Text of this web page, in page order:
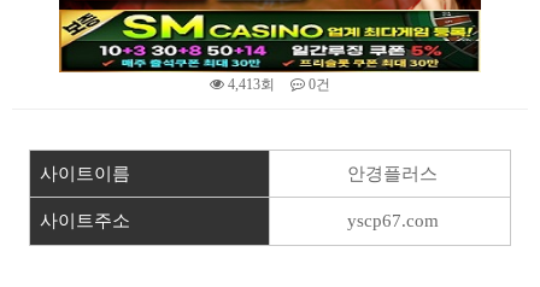
4,413회 0건
사이트이름 안경플러스
사이트주소 yscp67.com